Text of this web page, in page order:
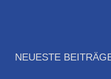
NEUESTE